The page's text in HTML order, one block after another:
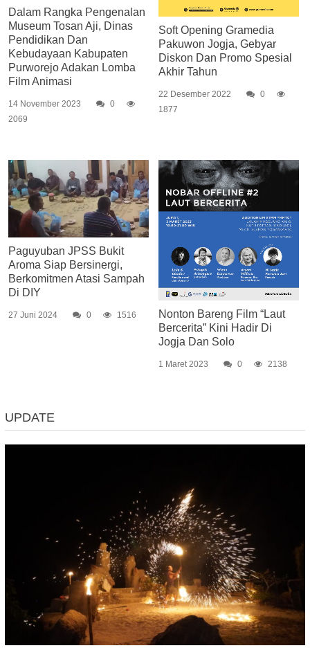
Dalam Rangka Pengenalan
Museum Tosan Aji, Dinas
Pendidikan Dan
Kebudayaan Kabupaten
Purworejo Adakan Lomba
Film Animasi
14 November 2023
0
2069
Soft Opening Gramedia
Pakuwon Jogja, Gebyar
Diskon Dan Promo Spesial
Akhir Tahun
22 Desember 2022
0
1877
Paguyuban JPSS Bukit
Aroma Siap Bersinergi,
Berkomitmen Atasi Sampah
Di DIY
27 Juni 2024 0 1516
Nonton Bareng Film “Laut
Bercerita” Kini Hadir Di
Jogja Dan Solo
1 Maret 2023 0 2138
UPDATE